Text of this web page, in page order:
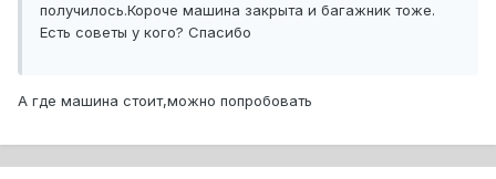
получилось.Короче машина закрыта и багажник тоже.
Есть советы у кого? Спасибо
А где машина стоит,можно попробовать